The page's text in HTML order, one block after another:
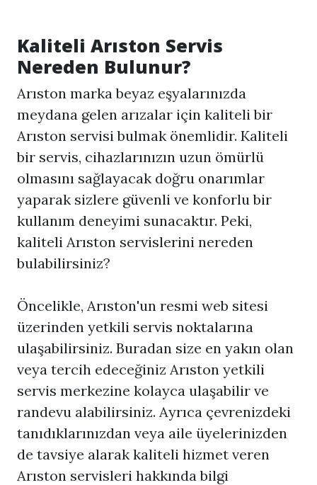
Kaliteli Arıston Servis
Nereden Bulunur?
Arıston marka beyaz eşyalarınızda
meydana gelen arızalar için kaliteli bir
Arıston servisi bulmak önemlidir. Kaliteli
bir servis, cihazlarınızın uzun ömürlü
olmasını sağlayacak doğru onarımlar
yaparak sizlere güvenli ve konforlu bir
kullanım deneyimi sunacaktır. Peki,
kaliteli Arıston servislerini nereden
bulabilirsiniz?
Öncelikle, Arıston'un resmi web sitesi
üzerinden yetkili servis noktalarına
ulaşabilirsiniz. Buradan size en yakın olan
veya tercih edeceğiniz Arıston yetkili
servis merkezine kolayca ulaşabilir ve
randevu alabilirsiniz. Ayrıca çevrenizdeki
tanıdıklarınızdan veya aile üyelerinizden
de tavsiye alarak kaliteli hizmet veren
Arıston servisleri hakkında bilgi